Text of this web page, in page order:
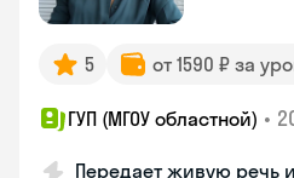
5 от 1590 ₽ за
ГУП (МГОУ областной) •
Передает живую речь